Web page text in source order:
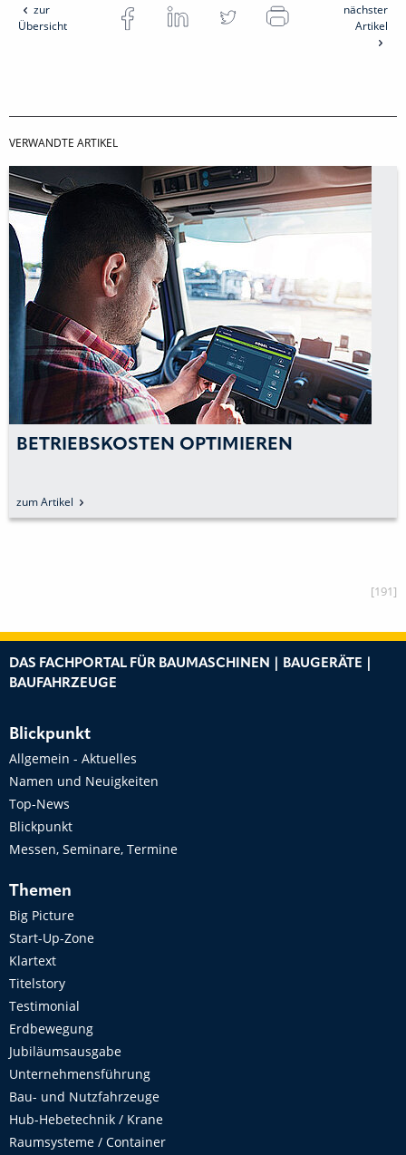
zur
Übersicht
nächster
Artikel
VERWANDTE ARTIKEL
BRAM DE HAAN WIRD
BENELUX
zum Artikel
[191]
DAS FACHPORTAL FÜR BAUMASCHINEN | BAUGERÄTE |
BAUFAHRZEUGE
Blickpunkt
Allgemein - Aktuelles
Namen und Neuigkeiten
Top-News
Blickpunkt
Messen, Seminare, Termine
Themen
Big Picture
Start-Up-Zone
Klartext
Titelstory
Testimonial
Erdbewegung
Jubiläumsausgabe
Unternehmensführung
Bau- und Nutzfahrzeuge
Hub-Hebetechnik / Krane
Raumsysteme / Container